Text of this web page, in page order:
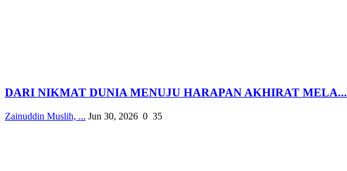
DARI NIKMAT DUNIA MENUJU HARAPAN AKHIRAT MELA...
Zainuddin Muslih, ... Jun 30, 2026 0 35